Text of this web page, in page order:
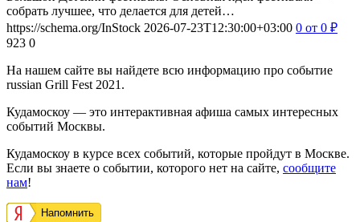
собрать лучшее, что делается для детей…
https://schema.org/InStock 2026-07-23T12:30:00+03:00 0 от 0 ₽
923 0
На нашем сайте вы найдете всю информацию про событие
russian Grill Fest 2021.
Кудамоскоу — это интерактивная афиша самых интересных
событий Москвы.
Кудамоскоу в курсе всех событий, которые пройдут в Москве.
Если вы знаете о событии, которого нет на сайте, сообщите
нам!
Напомнить